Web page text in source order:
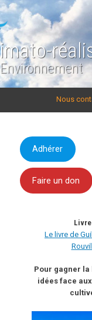
Nous
Adhérer
Faire un don
Le livre de
Pour gagner
idées face